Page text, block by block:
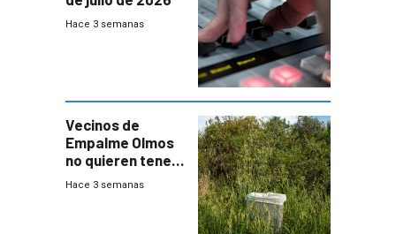
Hace 3 semanas
Vecinos de
Empalme Olmos
no quieren tener
cerca una planta
Hace 3 semanas